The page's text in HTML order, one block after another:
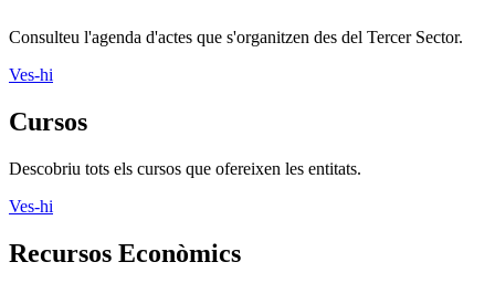
Consulteu l'agenda d'actes que s'organitzen des del Tercer Sector.
Ves-hi
Cursos
Descobriu tots els cursos que ofereixen les entitats.
Ves-hi
Recursos Econòmics